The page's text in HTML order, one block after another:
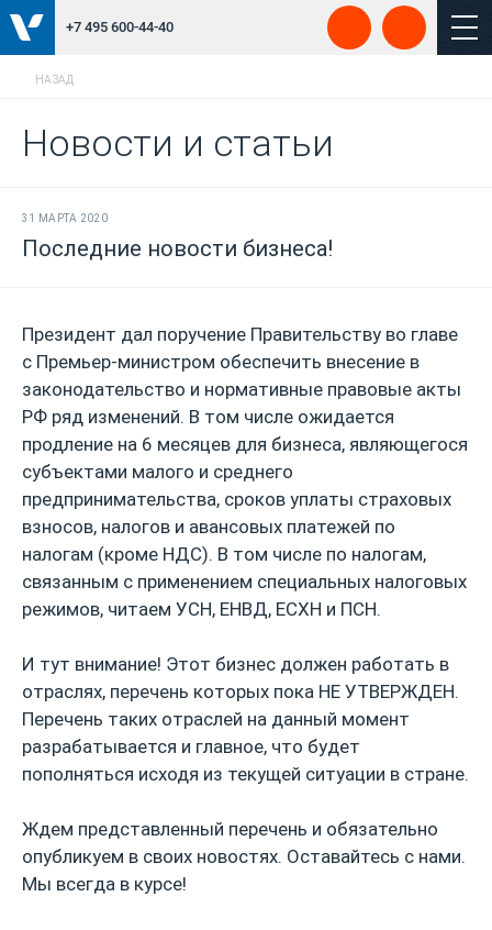
+7 495 600-44-40
НАЗАД
Новости и статьи
31 МАРТА 2020
Последние новости бизнеса!
Президент дал поручение Правительству во главе
с Премьер-министром обеспечить внесение в
законодательство и нормативные правовые акты
РФ ряд изменений. В том числе ожидается
продление на 6 месяцев для бизнеса, являющегося
субъектами малого и среднего
предпринимательства, сроков уплаты страховых
взносов, налогов и авансовых платежей по
налогам (кроме НДС). В том числе по налогам,
связанным с применением специальных налоговых
режимов, читаем УСН, ЕНВД, ЕСХН и ПСН.
И тут внимание! Этот бизнес должен работать в
отраслях, перечень которых пока НЕ УТВЕРЖДЕН.
Перечень таких отраслей на данный момент
разрабатывается и главное, что будет
пополняться исходя из текущей ситуации в стране.
Ждем представленный перечень и обязательно
опубликуем в своих новостях. Оставайтесь с нами.
Мы всегда в курсе!